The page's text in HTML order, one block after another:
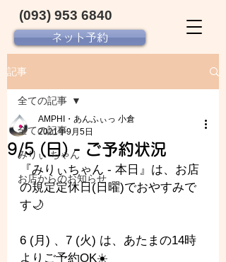
ネット予約
(093) 953 6840‬
記事
全ての記事
みりぃ ちゃん
お店からのお知らせ
全ての記事
9/5 (日) - ご予約状況
AMPHI・あんふぃっ 小倉
2021年9月5日
『みりぃちゃん - 本日』は、お店
の規定定休日(日曜)でおやすみで
す🌙
6 (月) 、7 (火) は、あたまの14時
よりご予約OK☀️